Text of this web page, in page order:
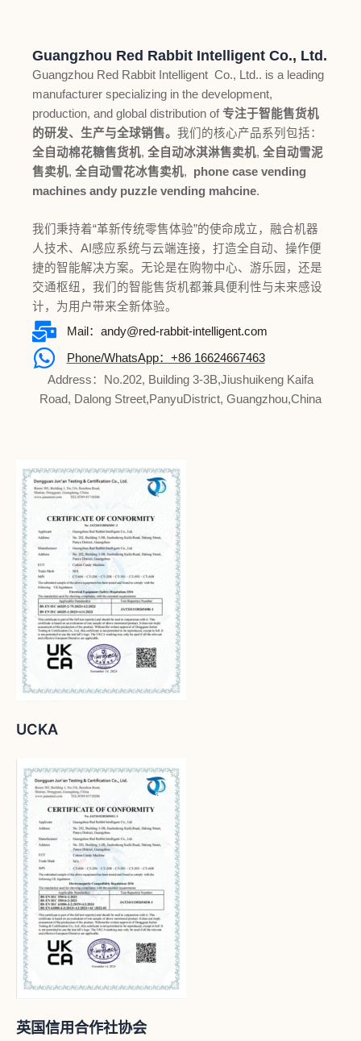
Guangzhou Red Rabbit Intelligent Co., Ltd.
Guangzhou Red Rabbit Intelligent Co., Ltd.. is a leading
manufacturer specializing in the development,
production, and global distribution of专注于智能售货机
的研发、生产与全球销售。 我们的核心产品系列包括：
全自动棉花糖售货机, 全自动冰淇淋售卖机, 全自动雪泥
售卖机, 全自动雪花冰售卖机,
phone case vending
machines andy puzzle vending mahcine.
我们秉持着“革新传统零售体验”的使命成立，融合机器
人技术、AI感应系统与云端连接，打造全自动、操作便
捷的智能解决方案。无论是在购物中心、游乐园，还是
交通枢纽，我们的智能售货机都兼具便利性与未来感设
计，为用户带来全新体验。
Mail：andy@red-rabbit-intelligent.com
Phone/WhatsApp：+86 16624667463
Address：No.202, Building 3-3B,Jiushuikeng Kaifa
Road, Dalong Street,PanyuDistrict, Guangzhou,China
UCKA
英国信用合作社协会